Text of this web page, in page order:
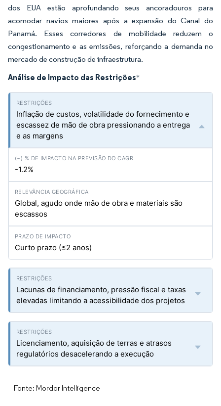
dos EUA estão aprofundando seus ancoradouros para
acomodar navios maiores após a expansão do Canal do
Panamá. Esses corredores de mobilidade reduzem o
congestionamento e as emissões, reforçando a demanda no
mercado de construção de infraestrutura.
Análise de Impacto das Restrições*
Inflação de custos, volatilidade do fornecimento e
escassez de mão de obra pressionando a entrega
e as margens
-1.2%
Global, agudo onde mão de obra e materiais são
escassos
Curto prazo (≤2 anos)
Lacunas de financiamento, pressão fiscal e taxas
elevadas limitando a acessibilidade dos projetos
Licenciamento, aquisição de terras e atrasos
regulatórios desacelerando a execução
Fonte: Mordor Intelligence